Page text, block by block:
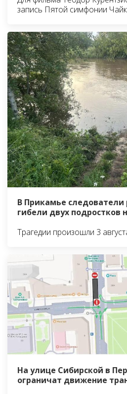
запись Пятой симфонии
В Прикамье следователи
гибели двух подростков
Трагедии произошли 3
На улице Сибирской в
ограничат движение